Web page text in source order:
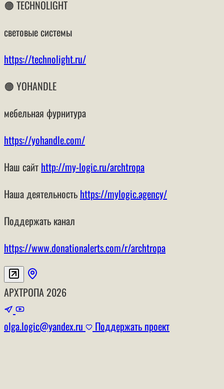
🟠 TECHNOLIGHT
световые системы
https://technolight.ru/
🟠 YOHANDLE
мебельная фурнитура
https://yohandle.com/
Наш сайт http://my-logic.ru/archtropa
Наша деятельность https://mylogic.agency/
Поддержать канал
https://www.donationalerts.com/r/archtropa
АРХТРОПА 2026
olga.logic@yandex.ru Поддержать проект